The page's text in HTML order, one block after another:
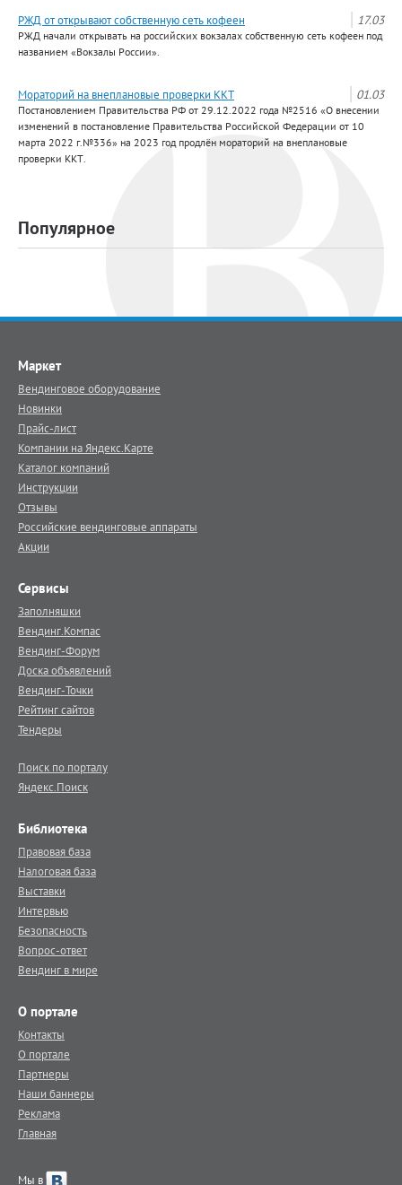
17.03
РЖД от открывают собственную сеть кофеен
РЖД начали открывать на российских вокзалах собственную сеть кофеен под
названием «Вокзалы России».
01.03
Мораторий на внеплановые проверки ККТ
Постановлением Правительства РФ от 29.12.2022 года №2516 «О внесении
изменений в постановление Правительства Российской Федерации от 10
марта 2022 г.№336» на 2023 год продлён мораторий на внеплановые
проверки ККТ.
Популярное
Маркет
Вендинговое оборудование
Новинки
Прайс-лист
Компании на Яндекс.Карте
Каталог компаний
Инструкции
Отзывы
Российские вендинговые аппараты
Акции
Сервисы
Заполняшки
Вендинг.Компас
Вендинг-Форум
Доска объявлений
Вендинг-Точки
Рейтинг сайтов
Тендеры
Поиск по порталу
Яндекс.Поиск
Библиотека
Правовая база
Налоговая база
Выставки
Интервью
Безопасность
Вопрос-ответ
Вендинг в мире
О портале
Контакты
О портале
Партнеры
Наши баннеры
Реклама
Главная
Мы в